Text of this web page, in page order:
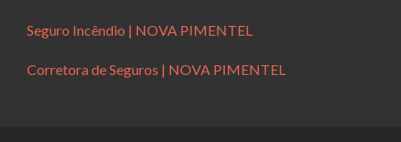
Seguro Incêndio | NOVA PIMENTEL
Corretora de Seguros | NOVA PIMENTEL